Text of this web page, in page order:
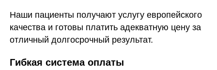
Наши пациенты получают услугу европейского
качества и готовы платить адекватную цену за
отличный долгосрочный результат.
Гибкая система оплаты